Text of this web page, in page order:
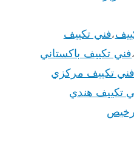
،فني تكييف
،فني تكييف باكستاني
فني تكييف مركزي
تكييف هندي
رخيص